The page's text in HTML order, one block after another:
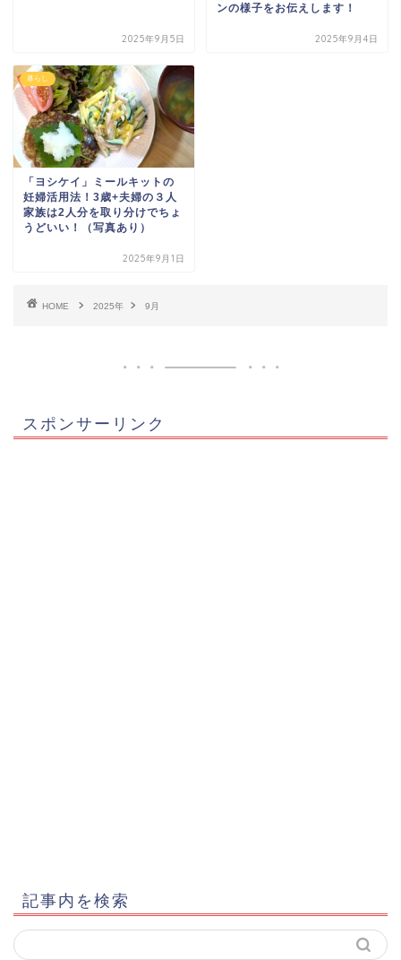
2025年9月5日
ンの様子をお伝えします！
2025年9月4日
暮らし
「ヨシケイ」ミールキットの
妊婦活用法！3歳+夫婦の３人
家族は2人分を取り分けでちょ
うどいい！（写真あり）
2025年9月1日
HOME 2025年 9月
スポンサーリンク
記事内を検索